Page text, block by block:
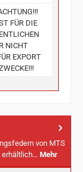
FÜR DIE
NICHT
EXPORT
von MTS
erhältlich… Mehr